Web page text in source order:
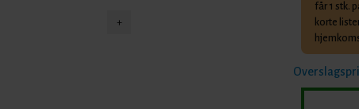
får 1 stk.
korte